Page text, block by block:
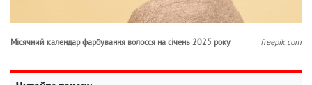
Місячний календар фарбування волосся на січень 2025 року freepik.com